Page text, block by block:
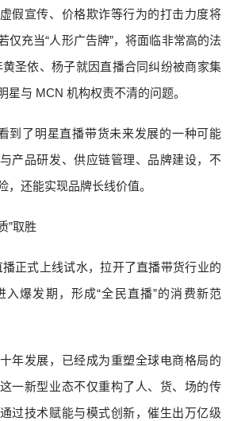
假宣传、价格欺诈等行为的打击力度将
仅充当“人形广告牌”，将面临非常高的法
圣依、杨子就因直播合同纠纷被商家集
星与 MCN 机构权责不清的问题。
到了明星直播带货未来发展的一种可能
产品研发、供应链管理、品牌建设，不
，还能实现品牌长线价值。
”取胜
播正式上线试水，拉开了直播带货行业的
入爆发期，形成“全民直播”的消费新范
年发展，已经成为重塑全球电商格局的
一新型业态不仅重构了人、货、场的传
过技术赋能与模式创新，催生出万亿级